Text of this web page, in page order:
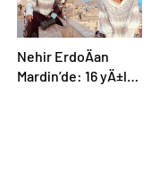
Nehir ErdoÄan
Mardin’de: 16 yÄ±l